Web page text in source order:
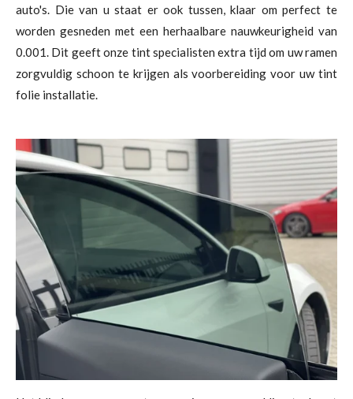
auto's. Die van u staat er ook tussen, klaar om perfect te
worden gesneden met een herhaalbare nauwkeurigheid van
0.001. Dit geeft onze tint specialisten extra tijd om uw ramen
zorgvuldig schoon te krijgen als voorbereiding voor uw tint
folie installatie.